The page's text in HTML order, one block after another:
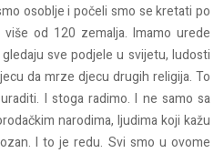
osoblje i počeli smo se kretati po
od 120 zemalja. Imamo urede
sve podjele u svijetu, ludosti
da mrze djecu drugih religija. To
I stoga radimo. I ne samo sa
narodima, ljudima koji kažu
I to je redu. Svi smo u ovome